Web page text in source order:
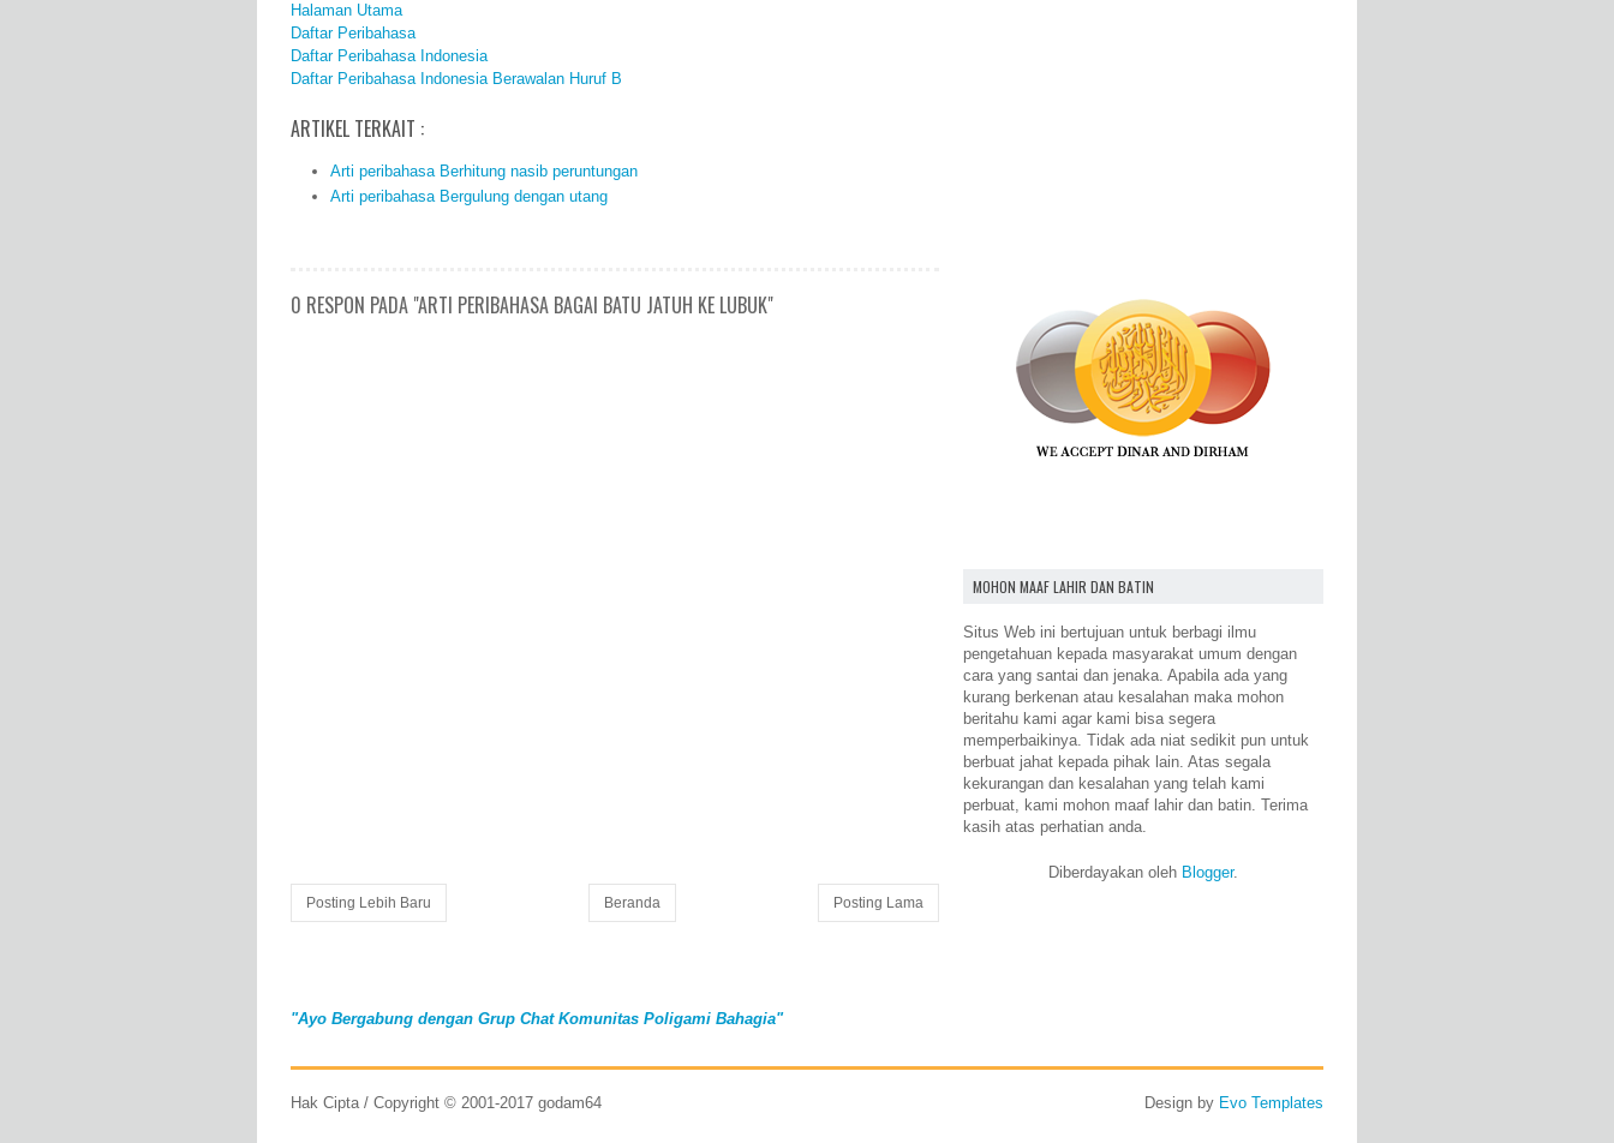
Halaman Utama
Daftar Peribahasa
Daftar Peribahasa Indonesia
Daftar Peribahasa Indonesia Berawalan Huruf B
ARTIKEL TERKAIT :
Arti peribahasa Berhitung nasib peruntungan
Arti peribahasa Bergulung dengan utang
0 RESPON PADA "ARTI PERIBAHASA BAGAI BATU JATUH KE LUBUK"
Posting Lebih Baru Posting Lama
Beranda
"Ayo Bergabung dengan Grup Chat Komunitas Poligami Bahagia"
MOHON MAAF LAHIR DAN BATIN
Situs Web ini bertujuan untuk berbagi ilmu
pengetahuan kepada masyarakat umum dengan
cara yang santai dan jenaka. Apabila ada yang
kurang berkenan atau kesalahan maka mohon
beritahu kami agar kami bisa segera
memperbaikinya. Tidak ada niat sedikit pun untuk
berbuat jahat kepada pihak lain. Atas segala
kekurangan dan kesalahan yang telah kami
perbuat, kami mohon maaf lahir dan batin. Terima
kasih atas perhatian anda.
Diberdayakan oleh Blogger.
Hak Cipta / Copyright © 2001-2017 godam64 Design by Evo Templates